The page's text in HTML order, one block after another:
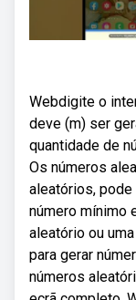
Webdigite o
deve (m) ser
quantidade de
Os números
aleatórios, pode
número mínimo
aleatório ou
para gerar
números